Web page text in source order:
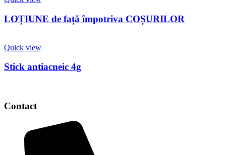
LOȚIUNE de față împotriva COȘURILOR
Quick view
Stick antiacneic 4g
Contact